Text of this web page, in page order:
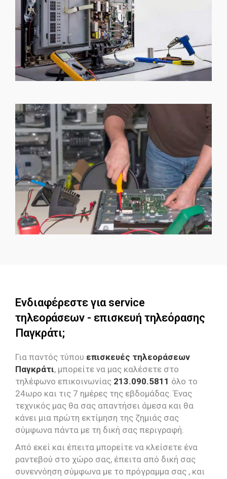
Ενδιαφέρεστε για service
τηλεοράσεων - επισκευή τηλεόρασης
Παγκράτι;
Για παντός τύπου επισκευές τηλεοράσεων
Παγκράτι, μπορείτε να μας καλέσετε στο
τηλέφωνο επικοινωνίας 213.090.5811 όλο το
24ωρο και τις 7 ημέρες της εβδομάδας. Ένας
τεχνικός μας θα σας απαντήσει άμεσα και θα
κάνει μια πρώτη εκτίμηση της ζημιάς σας
σύμφωνα πάντα με τη δική σας περιγραφή.
Από εκεί και έπειτα μπορείτε να κλείσετε ένα
ραντεβού στο χώρο σας, έπειτα από δική σας
συνεννόηση σύμφωνα με το πρόγραμμα σας , και